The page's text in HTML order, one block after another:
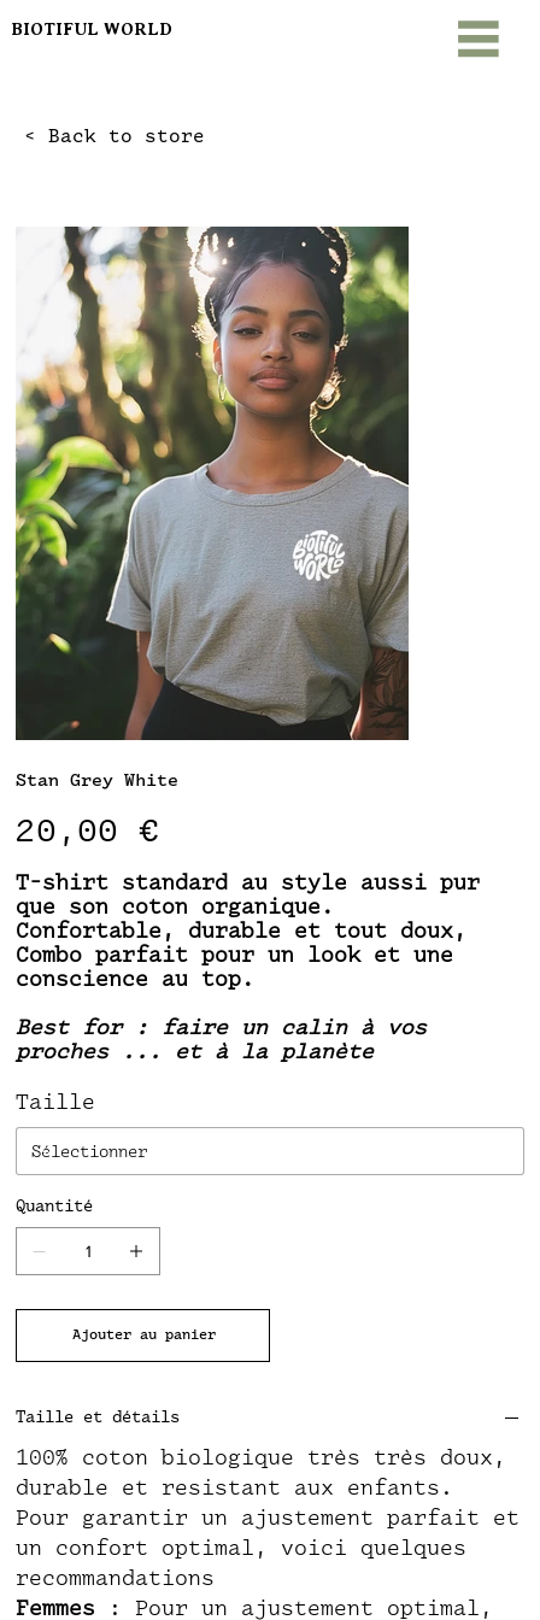
BIOTIFUL WORLD
< Back to store
Stan Grey White
20,00 €
T-shirt standard au style aussi pur
que son coton organique.
Confortable, durable et tout doux,
Combo parfait pour un look et une
conscience au top.
Best for : faire un calin à vos
proches ... et à la planète
Taille
Quantité
Ajouter au panier
Taille et détails
100% coton biologique très très doux,
durable et resistant aux enfants.
Pour garantir un ajustement parfait et
un confort optimal, voici quelques
recommandations
Femmes : Pour un ajustement optimal,